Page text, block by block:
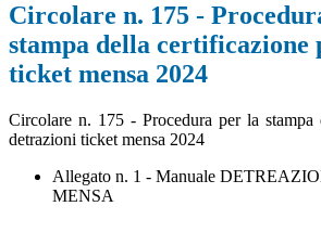
Circolare n. 175 -
stampa della certificazione
ticket mensa 2024
Circolare n. 175 - Procedura per la stampa
detrazioni ticket mensa 2024
Allegato n. 1 - Manuale
MENSA